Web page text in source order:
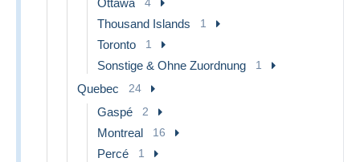
Thousand Islands 1
Toronto 1
Sonstige & Ohne Zuordnung 1
Quebec 24
Gaspé 2
Montreal 16
Percé 1